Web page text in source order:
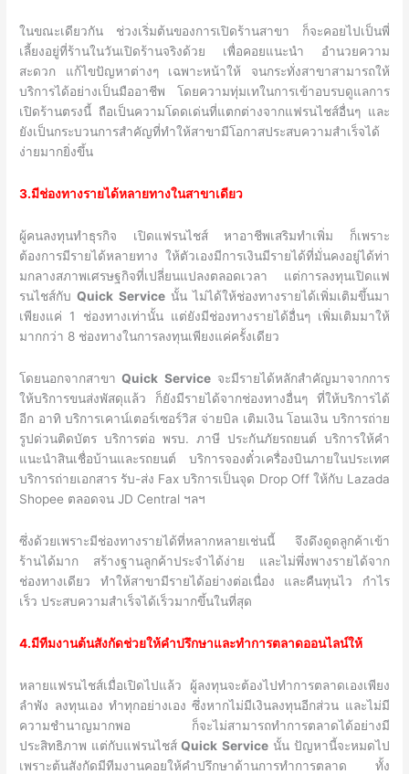
ในขณะเดียวกัน ช่วงเริ่มต้นของการเปิดร้านสาขา ก็จะคอยไปเป็นพี่
เลี้ยงอยู่ที่ร้านในวันเปิดร้านจริงด้วย เพื่อคอยแนะนำ อำนวยความ
สะดวก แก้ไขปัญหาต่างๆ เฉพาะหน้าให้ จนกระทั่งสาขาสามารถให้
บริการได้อย่างเป็นมืออาชีพ โดยความทุ่มเทในการเข้าอบรบดูแลการ
เปิดร้านตรงนี้ ถือเป็นความโดดเด่นที่แตกต่างจากแฟรนไชส์อื่นๆ และ
ยังเป็นกระบวนการสำคัญที่ทำให้สาขามีโอกาสประสบความสำเร็จได้
ง่ายมากยิ่งขึ้น
3.มีช่องทางรายได้หลายทางในสาขาเดียว
ผู้คนลงทุนทำธุรกิจ เปิดแฟรนไชส์ หาอาชีพเสริมทำเพิ่ม ก็เพราะ
ต้องการมีรายได้หลายทาง ให้ตัวเองมีการเงินมีรายได้ที่มั่นคงอยู่ได้ท่า
มกลางสภาพเศรษฐกิจที่เปลี่ยนแปลงตลอดเวลา แต่การลงทุนเปิดแฟ
รนไชส์กับQuick Serviceนั้น ไม่ได้ให้ช่องทางรายได้เพิ่มเติมขึ้นมา
เพียงแค่ 1 ช่องทางเท่านั้น แต่ยังมีช่องทางรายได้อื่นๆ เพิ่มเติมมาให้
มากกว่า 8 ช่องทางในการลงทุนเพียงแค่ครั้งเดียว
โดยนอกจากสาขา Quick Serviceจะมีรายได้หลักสำคัญมาจากการ
ให้บริการขนส่งพัสดุแล้ว ก็ยังมีรายได้จากช่องทางอื่นๆ ที่ให้บริการได้
อีก อาทิ บริการเคาน์เตอร์เซอร์วิส จ่ายบิล เติมเงิน โอนเงิน บริการถ่าย
รูปด่วนติดบัตร บริการต่อ พรบ. ภาษี ประกันภัยรถยนต์ บริการให้คำ
แนะนำสินเชื่อบ้านและรถยนต์ บริการจองตั๋วเครื่องบินภายในประเทศ
บริการถ่ายเอกสาร รับ-ส่ง Fax บริการเป็นจุด Drop Off ให้กับ Lazada
Shopee ตลอดจน JD Central ฯลฯ
ซึ่งด้วยเพราะมีช่องทางรายได้ที่หลากหลายเช่นนี้ จึงดึงดูดลูกค้าเข้า
ร้านได้มาก สร้างฐานลูกค้าประจำได้ง่าย และไม่พึ่งพางรายได้จาก
ช่องทางเดียว ทำให้สาขามีรายได้อย่างต่อเนื่อง และคืนทุนไว กำไร
เร็ว ประสบความสำเร็จได้เร็วมากขึ้นในที่สุด
4.มีทีมงานต้นสังกัดช่วยให้คำปรึกษาและทำการตลาดออนไลน์ให้
หลายแฟรนไชส์เมื่อเปิดไปแล้ว ผู้ลงทุนจะต้องไปทำการตลาดเองเพียง
ลำพัง ลงทุนเอง ทำทุกอย่างเอง ซึ่งหากไม่มีเงินลงทุนอีกส่วน และไม่มี
ความชำนาญมากพอ ก็จะไม่สามารถทำการตลาดได้อย่างมี
ประสิทธิภาพ แต่กับแฟรนไชส์ Quick Serviceนั้น ปัญหานี้จะหมดไป
เพราะต้นสังกัดมีทีมงานคอยให้คำปรึกษาด้านการทำการตลาด ทั้ง